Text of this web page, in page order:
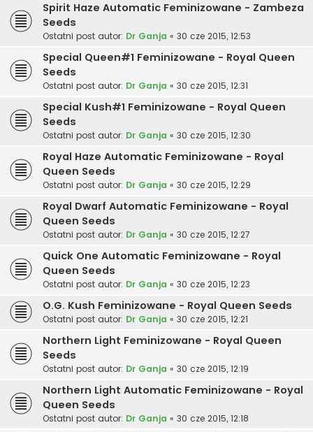
Spirit Haze Automatic Feminizowane - Zambeza
Seeds
Ostatni post autor: Dr Ganja « 30 cze 2015, 12:53
Special Queen#1 Feminizowane - Royal Queen
Seeds
Ostatni post autor: Dr Ganja « 30 cze 2015, 12:31
Special Kush#1 Feminizowane - Royal Queen
Seeds
Ostatni post autor: Dr Ganja « 30 cze 2015, 12:30
Royal Haze Automatic Feminizowane - Royal
Queen Seeds
Ostatni post autor: Dr Ganja « 30 cze 2015, 12:29
Royal Dwarf Automatic Feminizowane - Royal
Queen Seeds
Ostatni post autor: Dr Ganja « 30 cze 2015, 12:27
Quick One Automatic Feminizowane - Royal
Queen Seeds
Ostatni post autor: Dr Ganja « 30 cze 2015, 12:23
O.G. Kush Feminizowane - Royal Queen Seeds
Ostatni post autor: Dr Ganja « 30 cze 2015, 12:21
Northern Light Feminizowane - Royal Queen
Seeds
Ostatni post autor: Dr Ganja « 30 cze 2015, 12:19
Northern Light Automatic Feminizowane - Royal
Queen Seeds
Ostatni post autor: Dr Ganja « 30 cze 2015, 12:18